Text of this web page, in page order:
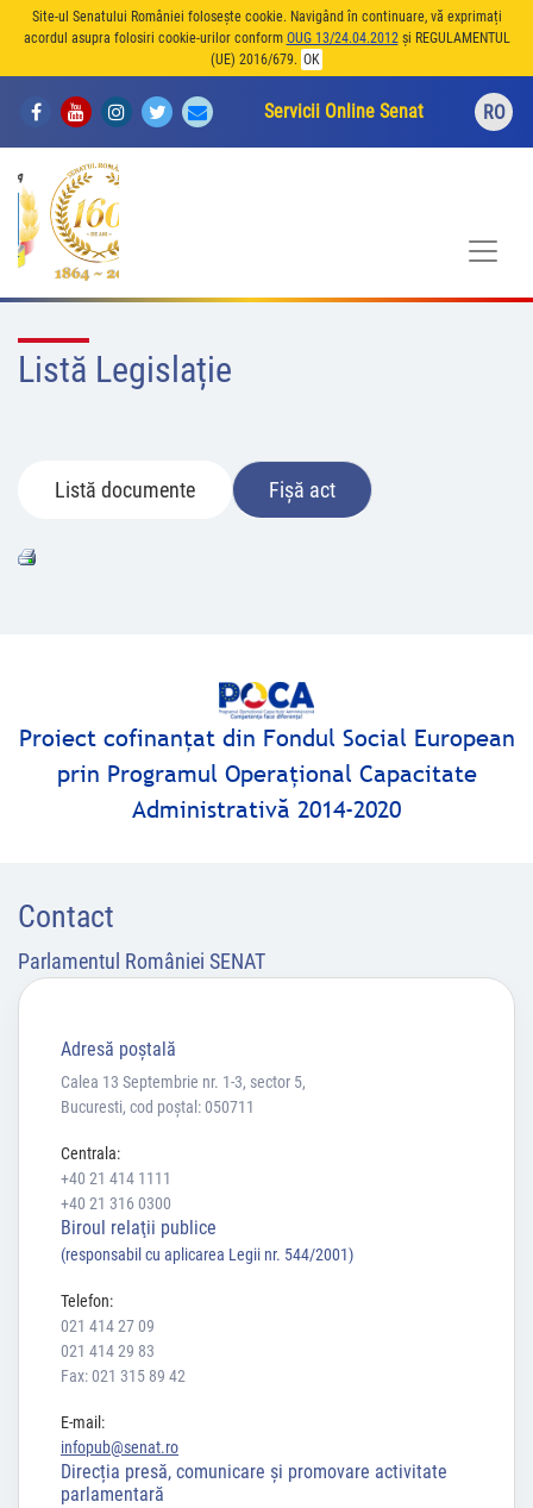
Site-ul Senatului României folosește cookie. Navigând în continuare, vă exprimați
acordul asupra folosiri cookie-urilor conform OUG 13/24.04.2012și REGULAMENTUL
(UE) 2016/679. OK
Servicii Online Senat RO
Listă Legislație
Listă documente Fișă act
Proiect cofinanţat din Fondul Social European
prin Programul Operaţional Capacitate
Administrativă 2014-2020
Contact
Parlamentul României SENAT
Adresă poştală
Calea 13 Septembrie nr. 1-3, sector 5,
Bucuresti, cod poștal: 050711
Centrala:
+40 21 414 1111
+40 21 316 0300
Biroul relaţii publice
(responsabil cu aplicarea Legii nr. 544/2001)
Telefon:
021 414 27 09
021 414 29 83
Fax: 021 315 89 42
E-mail:
infopub@senat.ro
Direcția presă, comunicare și promovare activitate
parlamentară